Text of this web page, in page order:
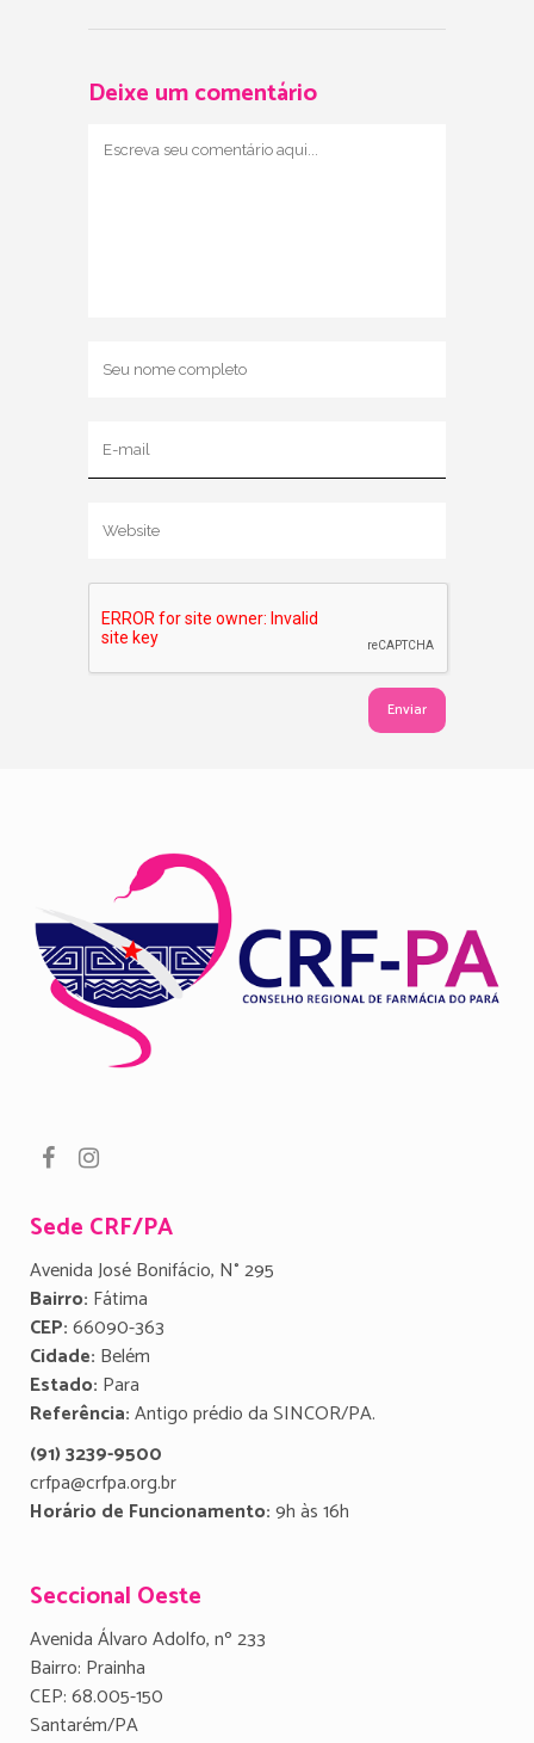
Deixe um comentário
Sede CRF/PA
Avenida José Bonifácio, N° 295
Bairro: Fátima
CEP:66090-363
Cidade: Belém
Estado: Para
Referência:Antigo prédio da SINCOR/PA.
(91) 3239-9500
crfpa@crfpa.org.br
Horário de Funcionamento:9h às 16h
Seccional Oeste
Avenida Álvaro Adolfo, nº 233
Bairro: Prainha
CEP: 68.005-150
Santarém/PA